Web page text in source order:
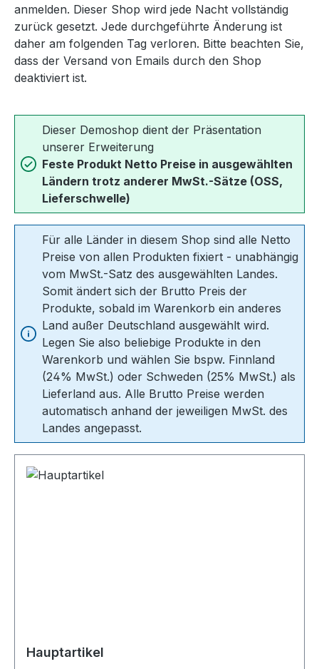
anmelden. Dieser Shop wird jede Nacht vollständig
zurück gesetzt. Jede durchgeführte Änderung ist
daher am folgenden Tag verloren. Bitte beachten Sie,
dass der Versand von Emails durch den Shop
deaktiviert ist.
Dieser Demoshop dient der Präsentation
unserer Erweiterung
Feste Produkt Netto Preise in ausgewählten
Ländern trotz anderer MwSt.-Sätze (OSS,
Lieferschwelle)
Für alle Länder in diesem Shop sind alle Netto
Preise von allen Produkten fixiert - unabhängig
vom MwSt.-Satz des ausgewählten Landes.
Somit ändert sich der Brutto Preis der
Produkte, sobald im Warenkorb ein anderes
Land außer Deutschland ausgewählt wird.
Legen Sie also beliebige Produkte in den
Warenkorb und wählen Sie bspw. Finnland
(24% MwSt.) oder Schweden (25% MwSt.) als
Lieferland aus. Alle Brutto Preise werden
automatisch anhand der jeweiligen MwSt. des
Landes angepasst.
Hauptartikel